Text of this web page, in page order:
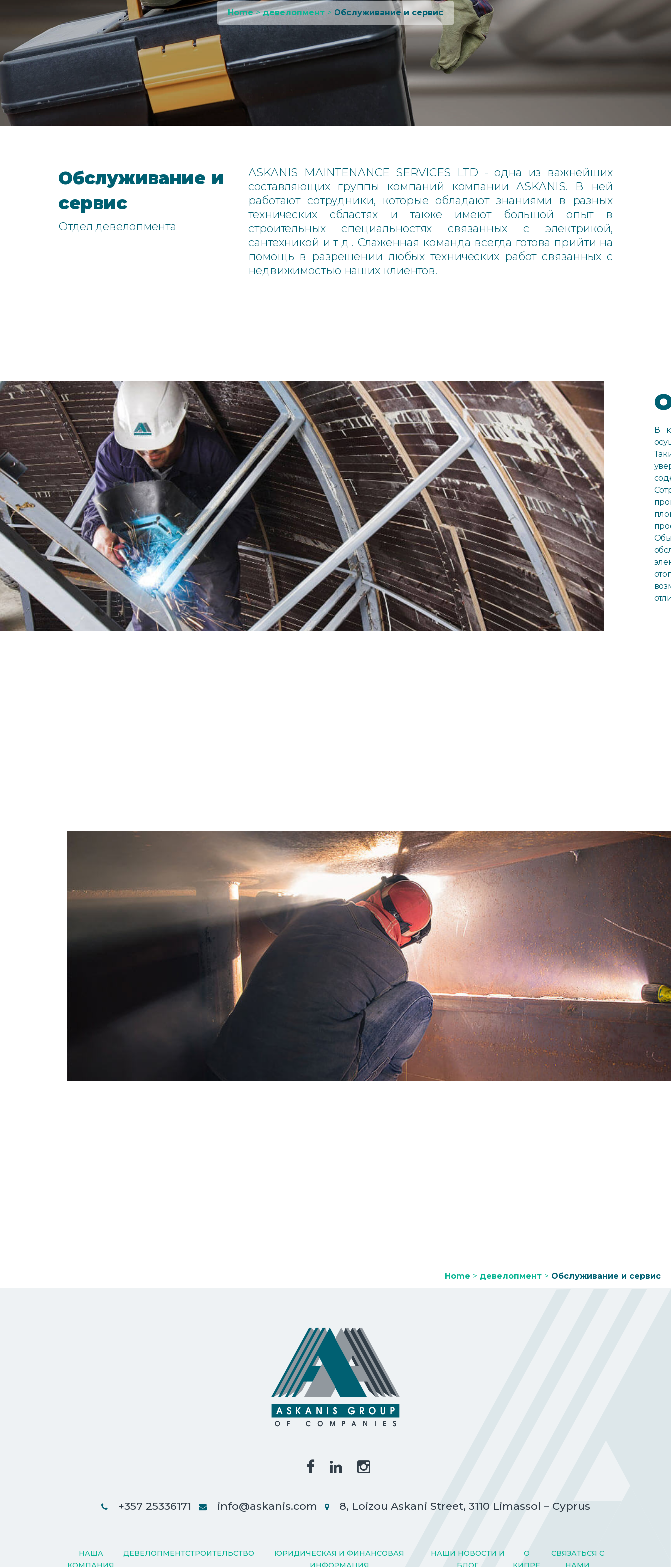
Home > девелопмент > Обслуживание и сервис
Обслуживание и
сервис
Отдел девелопмента
АSKANIS MAINTENANCE SERVICES LTD - одна из важнейших
составляющих группы компаний компании ASKANIS. В ней
работают сотрудники, которые обладают знаниями в разных
технических областях и также имеют большой опыт в
строительных специальностях связанных с электрикой,
сантехникой и т д . Слаженная команда всегда готова прийти на
помощь в разрешении любых технических работ связанных с
недвижимостью наших клиентов.
В
Home > девелопмент > Обслуживание и сервис
+357 25336171 info@askanis.com 8, Loizou Askani Street, 3110 Limassol – Cyprus
НАША
КОМПАНИЯ
ДЕВЕЛОПМЕНТСТРОИТЕЛЬСТВО
ЮРИДИЧЕСКАЯ И ФИНАНСОВАЯ
ИНФОРМАЦИЯ
НАШИ НОВОСТИ И
БЛОГ
О
КИПРЕ
СВЯЗАТЬСЯ С
НАМИ